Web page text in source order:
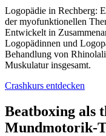
Logopädie in Rechberg:
der myofunktionellen
Entwickelt in
Logopädinnen und
Behandlung von
Muskulatur insgesamt.
Crashkurs entdecken
Beatboxing als
Mundmotorik-